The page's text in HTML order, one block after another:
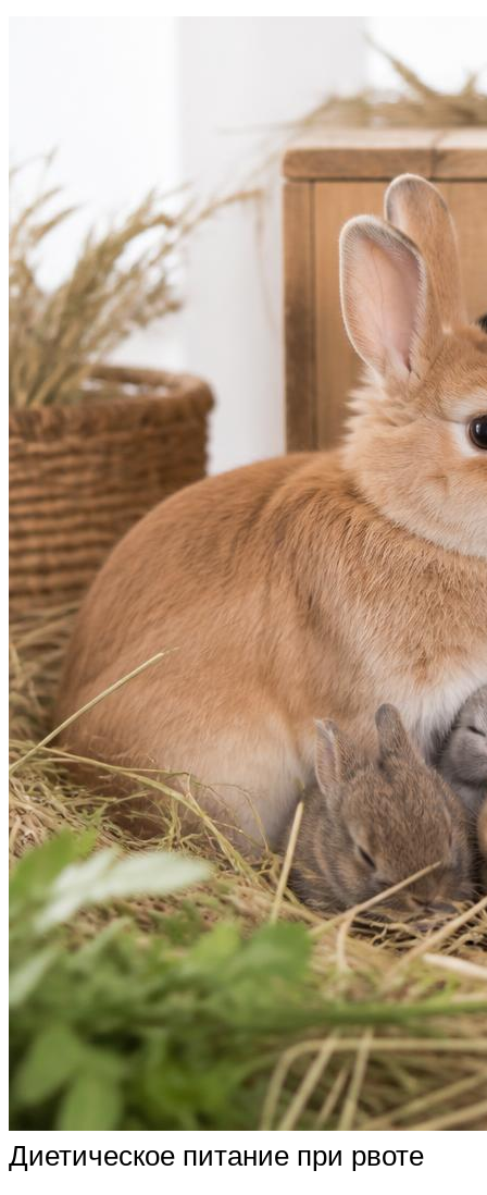
Диетическое питание при рвоте